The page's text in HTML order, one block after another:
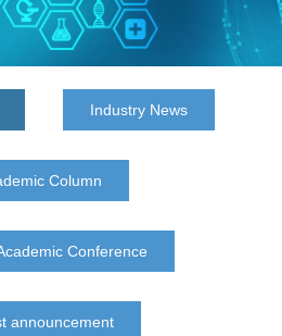
Industry News
Column
Conference
announcement